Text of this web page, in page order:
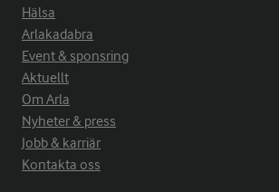
Hälsa
Arlakadabra
Event & sponsring
Aktuellt
Om Arla
Nyheter & press
Jobb & karriär
Kontakta oss